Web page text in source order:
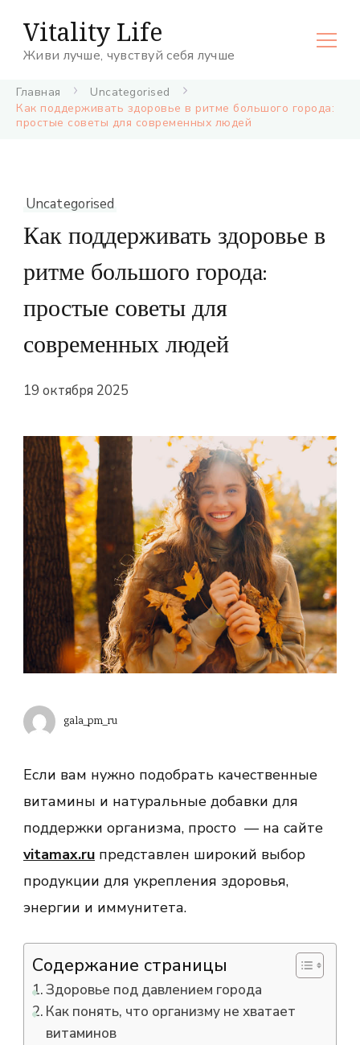
Vitality Life
Живи лучше, чувствуй себя лучше
Главная
Uncategorised
Как поддерживать здоровье в ритме большого города:
простые советы для современных людей
Uncategorised
Как поддерживать здоровье в
ритме большого города:
простые советы для
современных людей
19 октября 2025
gala_pm_ru
Если вам нужно подобрать качественные
витамины и натуральные добавки для
поддержки организма, просто — на сайте
vitamax.ru представлен широкий выбор
продукции для укрепления здоровья,
энергии и иммунитета.
Содержание страницы
Здоровье под давлением города
Как понять, что организму не хватает
витаминов